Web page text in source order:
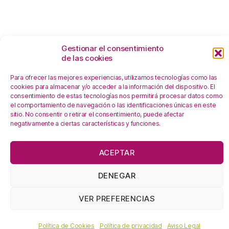
Gestionar el consentimiento
de las cookies
Para ofrecer las mejores experiencias, utilizamos tecnologías como las
cookies para almacenar y/o acceder a la información del dispositivo. El
consentimiento de estas tecnologías nos permitirá procesar datos como
el comportamiento de navegación o las identificaciones únicas en este
sitio. No consentir o retirar el consentimiento, puede afectar
negativamente a ciertas características y funciones.
ACEPTAR
DENEGAR
VER PREFERENCIAS
Política de Cookies Política de privacidad Aviso Legal
OK!